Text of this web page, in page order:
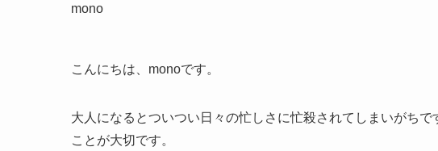
mono
こんにちは、monoです。
大人になるとついつい日々の忙しさに忙殺されてしまいがち
ことが大切です。